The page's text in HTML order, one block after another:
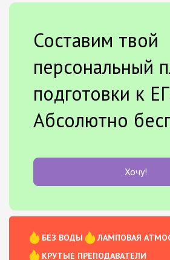
Составим твой
персональный
подготовки к
Абсолютно
Хочу!
БЕЗ ВОДЫ
ЛАМПОВАЯ
КРУТЫЕ ПРЕПОДАВАТЕЛИ